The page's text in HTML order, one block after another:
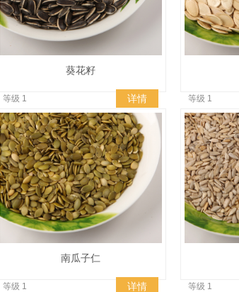
葵花籽
等级 1 详情 等级 1
南瓜子仁
等级 1 详情 等级 1